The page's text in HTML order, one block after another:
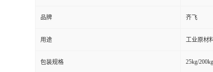
品牌 齐飞
用途 工业原材
包装规格 25kg/